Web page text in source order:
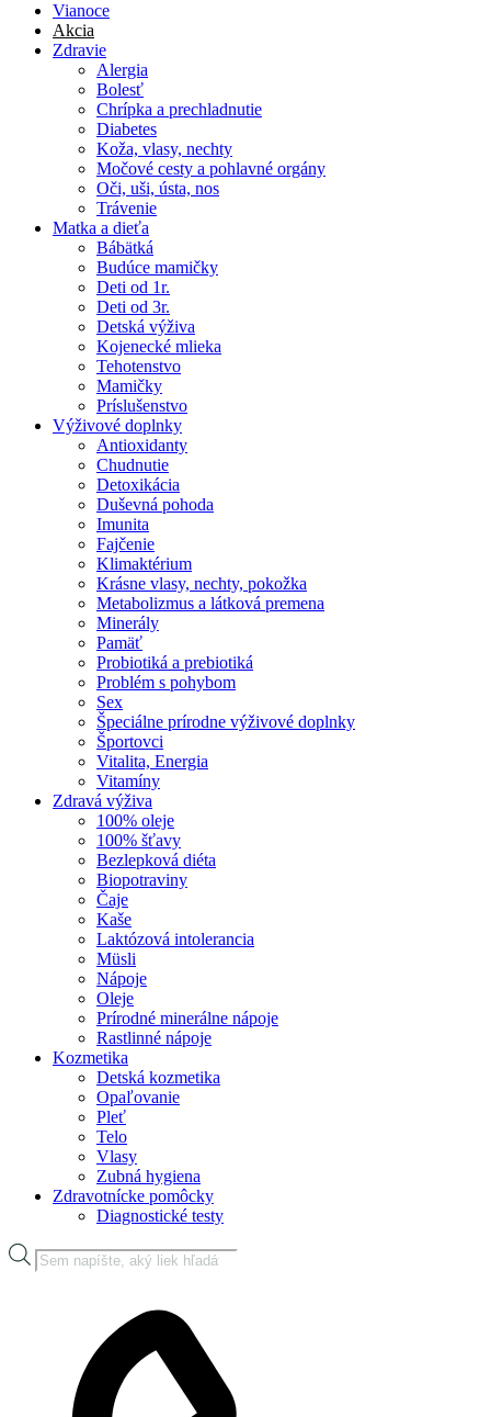
Vianoce
Akcia
Zdravie
Alergia
Bolesť
Chrípka a prechladnutie
Diabetes
Koža, vlasy, nechty
Močové cesty a pohlavné orgány
Oči, uši, ústa, nos
Trávenie
Matka a dieťa
Bábätká
Budúce mamičky
Deti od 1r.
Deti od 3r.
Detská výživa
Kojenecké mlieka
Tehotenstvo
Mamičky
Príslušenstvo
Výživové doplnky
Antioxidanty
Chudnutie
Detoxikácia
Duševná pohoda
Imunita
Fajčenie
Klimaktérium
Krásne vlasy, nechty, pokožka
Metabolizmus a látková premena
Minerály
Pamäť
Probiotiká a prebiotiká
Problém s pohybom
Sex
Špeciálne prírodne výživové doplnky
Športovci
Vitalita, Energia
Vitamíny
Zdravá výživa
100% oleje
100% šťavy
Bezlepková diéta
Biopotraviny
Čaje
Kaše
Laktózová intolerancia
Müsli
Nápoje
Oleje
Prírodné minerálne nápoje
Rastlinné nápoje
Kozmetika
Detská kozmetika
Opaľovanie
Pleť
Telo
Vlasy
Zubná hygiena
Zdravotnícke pomôcky
Diagnostické testy
Products
search